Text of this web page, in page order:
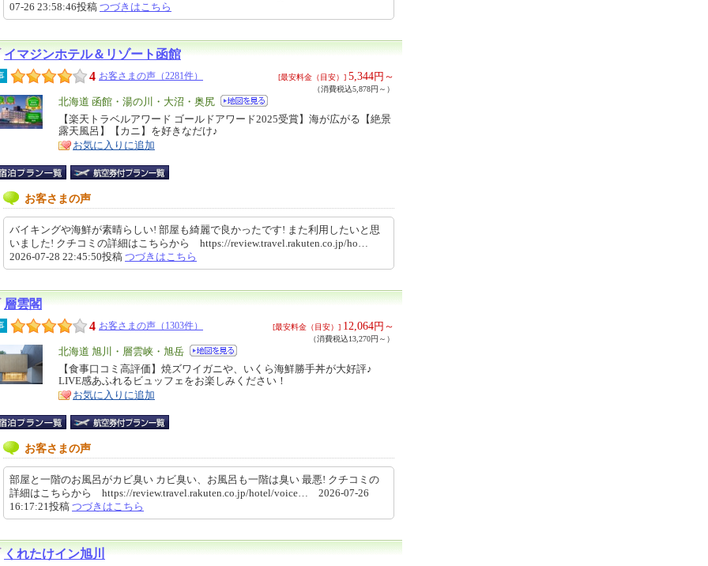
07-26 23:58:46投稿 つづきはこちら
イマジンホテル＆リゾート函館
4 お客さまの声（2281件） [最安料金（目安）] 5,344円～
（消費税込5,878円～）
エ
リ
ア
北海道 函館・湯の川・大沼・奥尻
特
徴
【楽天トラベルアワード ゴールドアワード2025受賞】海が広がる【絶景
露天風呂】【カニ】を好きなだけ♪
お気に入りに追加
お客さまの声
バイキングや海鮮が素晴らしい! 部屋も綺麗で良かったです! また利用したいと思
いました! クチコミの詳細はこちらから https://review.travel.rakuten.co.jp/ho…
2026-07-28 22:45:50投稿 つづきはこちら
層雲閣
4 お客さまの声（1303件） [最安料金（目安）] 12,064円～
（消費税込13,270円～）
エ
リ
ア
北海道 旭川・層雲峡・旭岳
特
徴
【食事口コミ高評価】焼ズワイガニや、いくら海鮮勝手丼が大好評♪
LIVE感あふれるビュッフェをお楽しみください！
お気に入りに追加
お客さまの声
部屋と一階のお風呂がカビ臭い カビ臭い、お風呂も一階は臭い 最悪! クチコミの
詳細はこちらから https://review.travel.rakuten.co.jp/hotel/voice… 2026-07-26
16:17:21投稿 つづきはこちら
くれたけイン旭川